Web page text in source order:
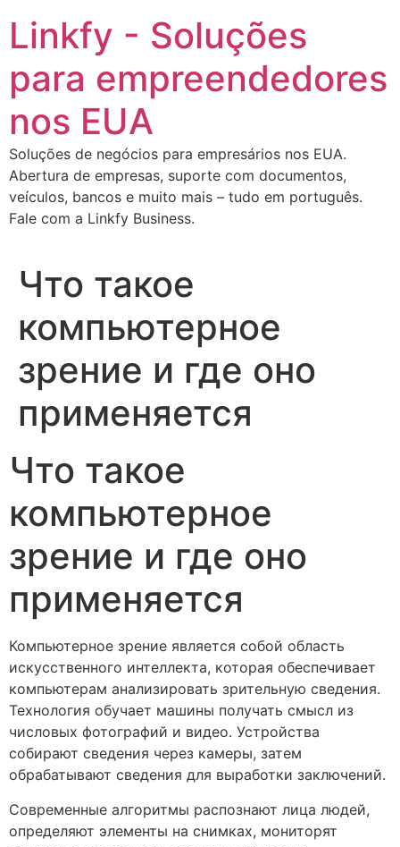
conteúdo
Linkfy - Soluções
para empreendedores
nos EUA
Soluções de negócios para empresários nos EUA.
Abertura de empresas, suporte com documentos,
veículos, bancos e muito mais – tudo em português.
Fale com a Linkfy Business.
Что такое
компьютерное
зрение и где оно
применяется
Что такое
компьютерное
зрение и где оно
применяется
Компьютерное зрение является собой область
искусственного интеллекта, которая обеспечивает
компьютерам анализировать зрительную сведения.
Технология обучает машины получать смысл из
числовых фотографий и видео. Устройства
собирают сведения через камеры, затем
обрабатывают сведения для выработки заключений.
Современные алгоритмы распознают лица людей,
определяют элементы на снимках, мониторят